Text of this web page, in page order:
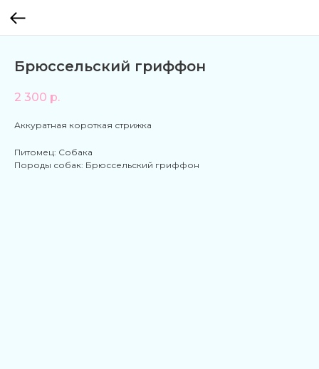
Брюссельский гриффон
2 300 р.
Аккуратная короткая стрижка
Питомец: Собака
Породы собак: Брюссельский гриффон